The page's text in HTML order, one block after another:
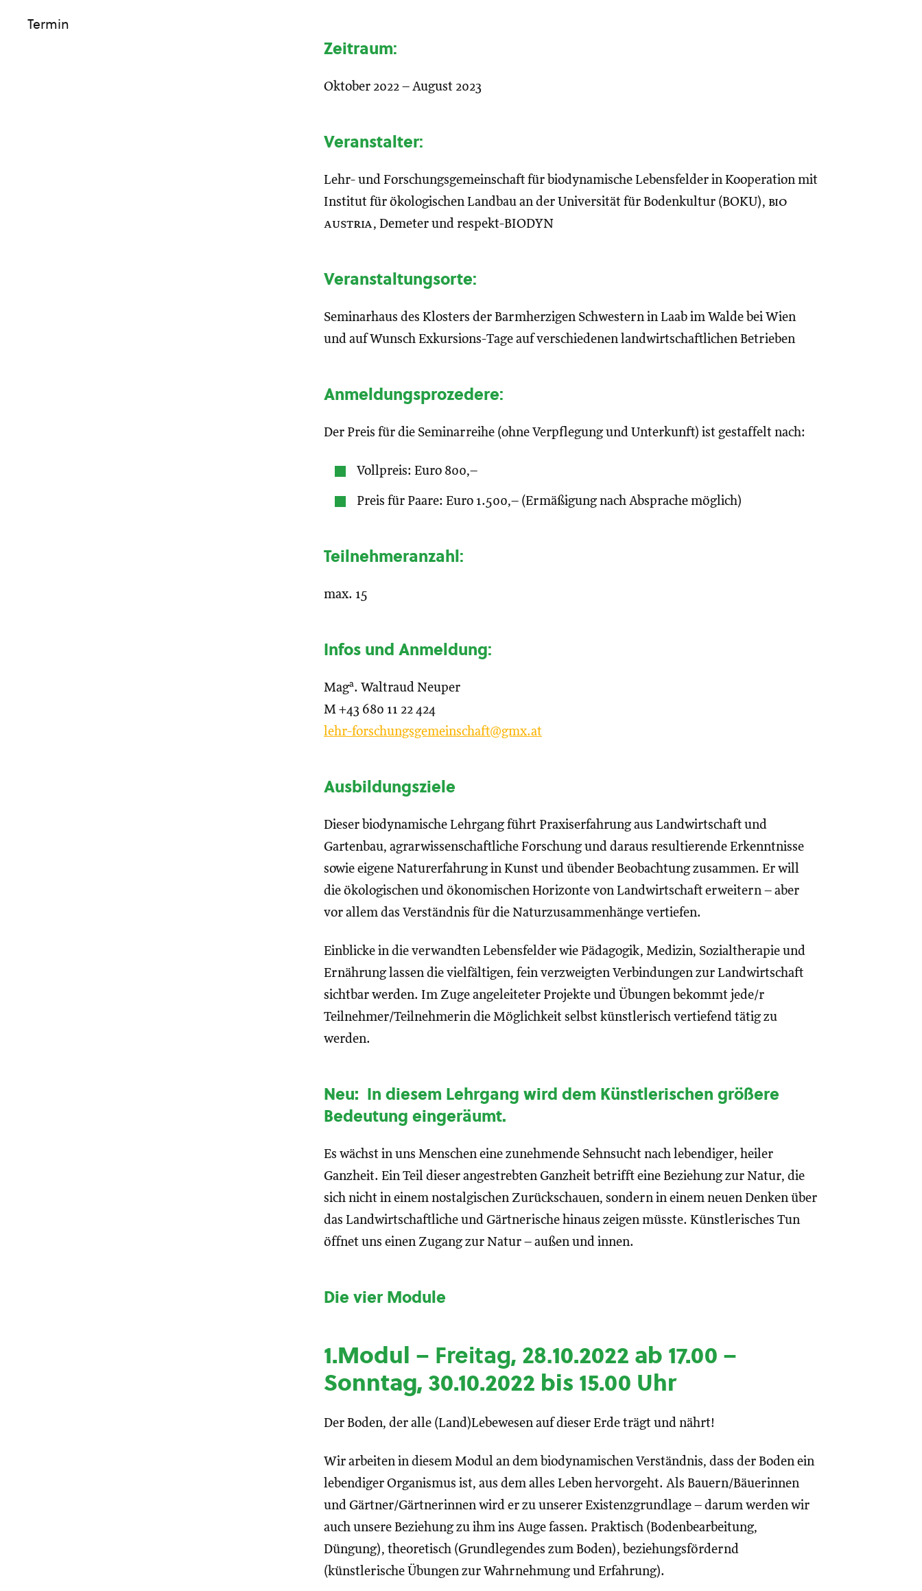
Zeitraum:
Oktober 2022 – August 2023
Veranstalter:
Lehr- und Forschungsgemeinschaft für biodynamische Lebensfelder in Kooperation mit
Institut für ökologischen Landbau an der Universität für Bodenkultur (BOKU), bio
austria, Demeter und respekt-BIODYN
Veranstaltungsorte:
Seminarhaus des Klosters der Barmherzigen Schwestern in Laab im Walde bei Wien
und auf Wunsch Exkursions-Tage auf verschiedenen landwirtschaftlichen Betrieben
Anmeldungsprozedere:
Der Preis für die Seminarreihe (ohne Verpflegung und Unterkunft) ist gestaffelt nach:
Vollpreis: Euro 800,–
Preis für Paare: Euro 1.500,– (Ermäßigung nach Absprache möglich)
Teilnehmeranzahl:
max. 15
Infos und Anmeldung:
Maga. Waltraud Neuper
M +43 680 11 22 424
lehr-forschungsgemeinschaft@gmx.at
Ausbildungsziele
Dieser biodynamische Lehrgang führt Praxiserfahrung aus Landwirtschaft und
Gartenbau, agrarwissenschaftliche Forschung und daraus resultierende Erkenntnisse
sowie eigene Naturerfahrung in Kunst und übender Beobachtung zusammen. Er will
die ökologischen und ökonomischen Horizonte von Landwirtschaft erweitern – aber
vor allem das Verständnis für die Naturzusammenhänge vertiefen.
Einblicke in die verwandten Lebensfelder wie Pädagogik, Medizin, Sozialtherapie und
Ernährung lassen die vielfältigen, fein verzweigten Verbindungen zur Landwirtschaft
sichtbar werden. Im Zuge angeleiteter Projekte und Übungen bekommt jede/r
Teilnehmer/Teilnehmerin die Möglichkeit selbst künstlerisch vertiefend tätig zu
werden.
Neu: In diesem Lehrgang wird dem Künstlerischen größere
Bedeutung eingeräumt.
Es wächst in uns Menschen eine zunehmende Sehnsucht nach lebendiger, heiler
Ganzheit. Ein Teil dieser angestrebten Ganzheit betrifft eine Beziehung zur Natur, die
sich nicht in einem nostalgischen Zurückschauen, sondern in einem neuen Denken über
das Landwirtschaftliche und Gärtnerische hinaus zeigen müsste. Künstlerisches Tun
öffnet uns einen Zugang zur Natur – außen und innen.
Die vier Module
1.Modul – Freitag, 28.10.2022 ab 17.00 –
Sonntag, 30.10.2022 bis 15.00 Uhr
Der Boden, der alle (Land)Lebewesen auf dieser Erde trägt und nährt!
Wir arbeiten in diesem Modul an dem biodynamischen Verständnis, dass der Boden ein
lebendiger Organismus ist, aus dem alles Leben hervorgeht. Als Bauern/Bäuerinnen
und Gärtner/Gärtnerinnen wird er zu unserer Existenzgrundlage – darum werden wir
auch unsere Beziehung zu ihm ins Auge fassen. Praktisch (Bodenbearbeitung,
Düngung), theoretisch (Grundlegendes zum Boden), beziehungsfördernd
(künstlerische Übungen zur Wahrnehmung und Erfahrung).
Termin